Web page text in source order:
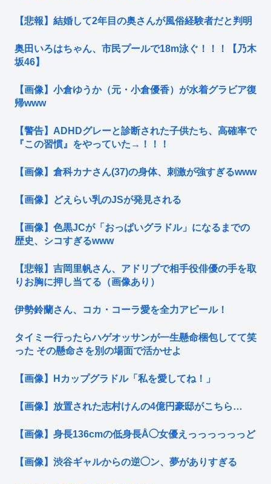
【悲報】結婚して2年目の奥さんが風俗経験者だと判明
奥田いろはちゃん、市民プールで18m泳ぐ！！！【乃木
坂46】
【画像】小倉ゆうか（元・小倉優香）が水着グラビア復
帰www
【警告】ADHDグレーと診断された子供たち、高確率で
『この習慣』をやっていた→！！！
【画像】倉科カナさん(37)の身体、刺激が強すぎるwww
【画像】どえらい乳のJSが発見される
【画像】色黒JCが「おっぱいグラドル」になるまでの
歴史、シコすぎるwww
【悲報】吉岡里帆さん、アドリブで相手役俳優の手を取
りお胸に押し当てる（画像あり）
伊勢鈴蘭さん、コカ・コーラ愛を全力アピール！
タイミー行ったらハゲオッサンが一生懸命梱包してて笑
った その懸命さを別の場面で活かせよ
【画像】Hカップグラドル「私を愛してね！」
【画像】放置された志村けんの4億円豪邸がこちら…
【画像】身長136cmの低身長Å◯女優えっっっっっっど
【画像】渋谷ギャルからの逆◯ン、夢がありすぎる